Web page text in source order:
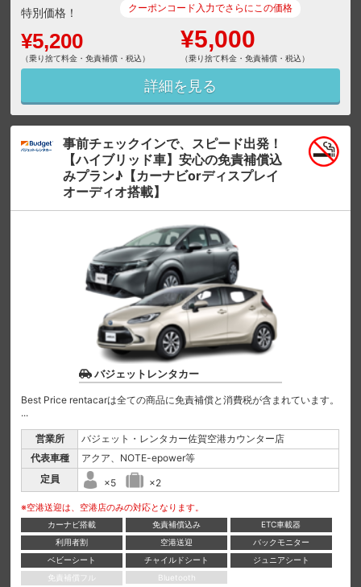
特別価格！
¥5,200
（乗り捨て料金・免責補償・税込）
クーポンコード入力でさらにこの価格
¥5,000
（乗り捨て料金・免責補償・税込）
詳細を見る
事前チェックインで、スピード出発！
【ハイブリッド車】安心の免責補償込
みプラン♪【カーナビorディスプレイ
オーディオ搭載】
バジェットレンタカー
Best Price rentacarは全ての商品に免責補償と消費税が含まれています。
...
営業所
バジェット・レンタカー佐賀空港カウンター店
代表車種
アクア、NOTE-epower等
定員
×5 ×2
※空港送迎は、空港店のみの対応となります。
カーナビ搭載 免責補償込み
ETC車載器
利用者割
空港送迎
バックモニター
ベビーシート
チャイルドシート
ジュニアシート
免責補償フル
Bluetooth